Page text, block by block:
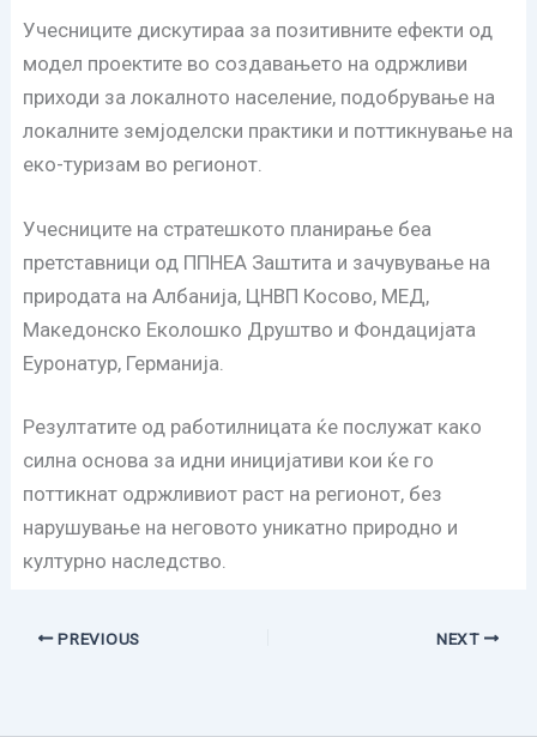
Учесниците дискутираа за позитивните ефекти од
модел проектите во создавањето на одржливи
приходи за локалното население, подобрување на
локалните земјоделски практики и поттикнување на
еко-туризам во регионот.
Учесниците на стратешкото планирање беа
претставници од ППНЕА Заштита и зачувување на
природата на Албанија, ЦНВП Косово, МЕД,
Македонско Еколошко Друштво и Фондацијата
Еуронатур, Германија.
Резултатите од работилницата ќе послужат како
силна основа за идни иницијативи кои ќе го
поттикнат одржливиот раст на регионот, без
нарушување на неговото уникатно природно и
културно наследство.
PREVIOUS NEXT